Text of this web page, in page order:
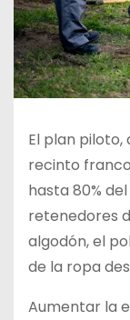
El plan piloto,
recinto
hasta 80%
retenedores
algodón, el
de la ropa
Aumentar la